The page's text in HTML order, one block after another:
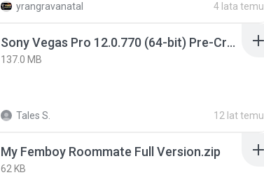
yrangravanatal 4 lata temu
Sony Vegas Pro 12.0.770 (64-bit) Pre-Cracked.zip
137.0 MB
Tales S. 12 lat temu
My Femboy Roommate Full Version.zip
62 KB